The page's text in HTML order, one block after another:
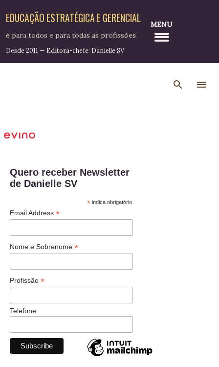
Pular para o conteúdo principal
EDUCAÇÃO ESTRATÉGICA E GERENCIAL
é para todos e para todas as profissões
Desde 2011 — Editora-chefe: Danielle SV
MENU
Quero receber Newsletter
de Danielle SV
*indica obrigatório
Email Address *
Nome e Sobrenome *
Profissão *
Telefone